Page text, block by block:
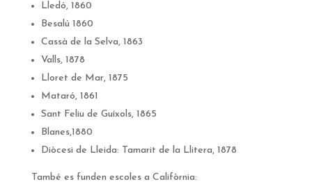
Lledó, 1860
Besalú 1860
Cassà de la Selva, 1863
Valls, 1878
Lloret de Mar, 1875
Mataró, 1861
Sant Feliu de Guíxols, 1865
Blanes,1880
Diòcesi de Lleida: Tamarit de la Llitera, 1878
També es funden escoles a Califòrnia: